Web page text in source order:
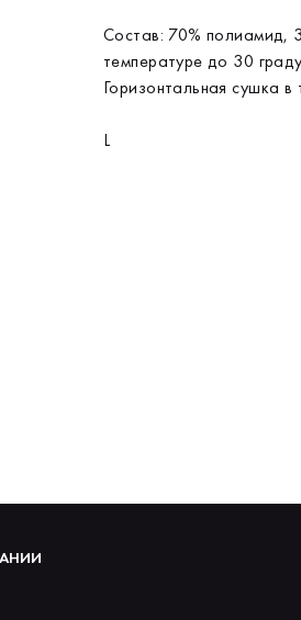
Состав: 70% полиамид,
температуре до 30
Горизонтальная сушка
L